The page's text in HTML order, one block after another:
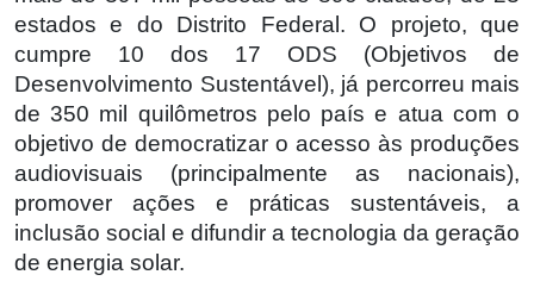
estados e do Distrito Federal. O projeto, que
cumpre 10 dos 17 ODS (Objetivos de
Desenvolvimento Sustentável), já percorreu mais
de 350 mil quilômetros pelo país e atua com o
objetivo de democratizar o acesso às produções
audiovisuais (principalmente as nacionais),
promover ações e práticas sustentáveis, a
inclusão social e difundir a tecnologia da geração
de energia solar.